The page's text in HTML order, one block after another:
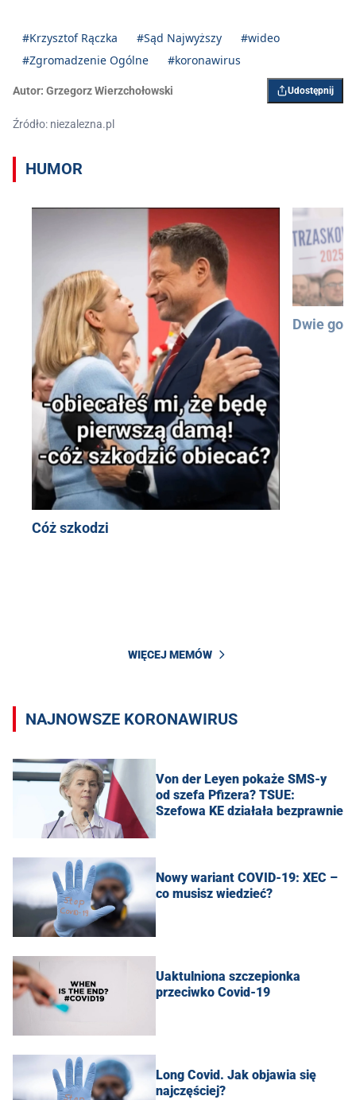
#Krzysztof Rączka #Sąd Najwyższy
#wideo
#Zgromadzenie Ogólne
#koronawirus
Autor: Grzegorz Wierzchołowski Udostępnij
Źródło: niezalezna.pl
HUMOR
Cóż szkodzi
Dwie
WIĘCEJ MEMÓW
NAJNOWSZE KORONAWIRUS
Von der Leyen pokaże SMS-y
od szefa Pfizera? TSUE:
Szefowa KE działała bezprawnie
Nowy wariant COVID-19: XEC –
co musisz wiedzieć?
Uaktulniona szczepionka
przeciwko Covid-19
Long Covid. Jak objawia się
najczęściej?